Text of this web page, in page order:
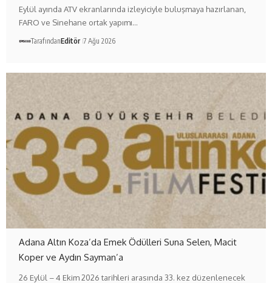
Eylül ayında ATV ekranlarında izleyiciyle buluşmaya hazırlanan,
FARO ve Sinehane ortak yapımı…
TarafındanEditör 7 Ağu 2026
Adana Altın Koza’da Emek Ödülleri Suna Selen, Macit
Koper ve Aydın Sayman’a
26 Eylül – 4 Ekim 2026 tarihleri arasında 33. kez düzenlenecek